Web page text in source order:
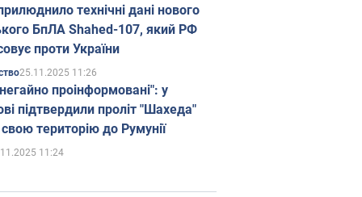
технічні дані нового
БпЛА Shahed-107, який РФ
проти України
25.11.2025 11:26
проінформовані": у
підтвердили проліт "Шахеда"
територію до Румунії
11:24